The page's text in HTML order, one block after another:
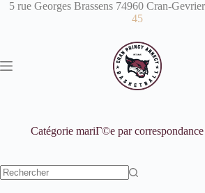
Passer
5 rue Georges Brassens 74960 Cran-
45
CatégoriemariГ©e par